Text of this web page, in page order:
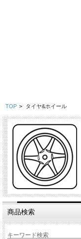
TOP > タイヤ&ホイール
商品検索
キーワード検索